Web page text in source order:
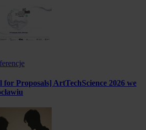
for Proposals] ArtTechScience 2026 we